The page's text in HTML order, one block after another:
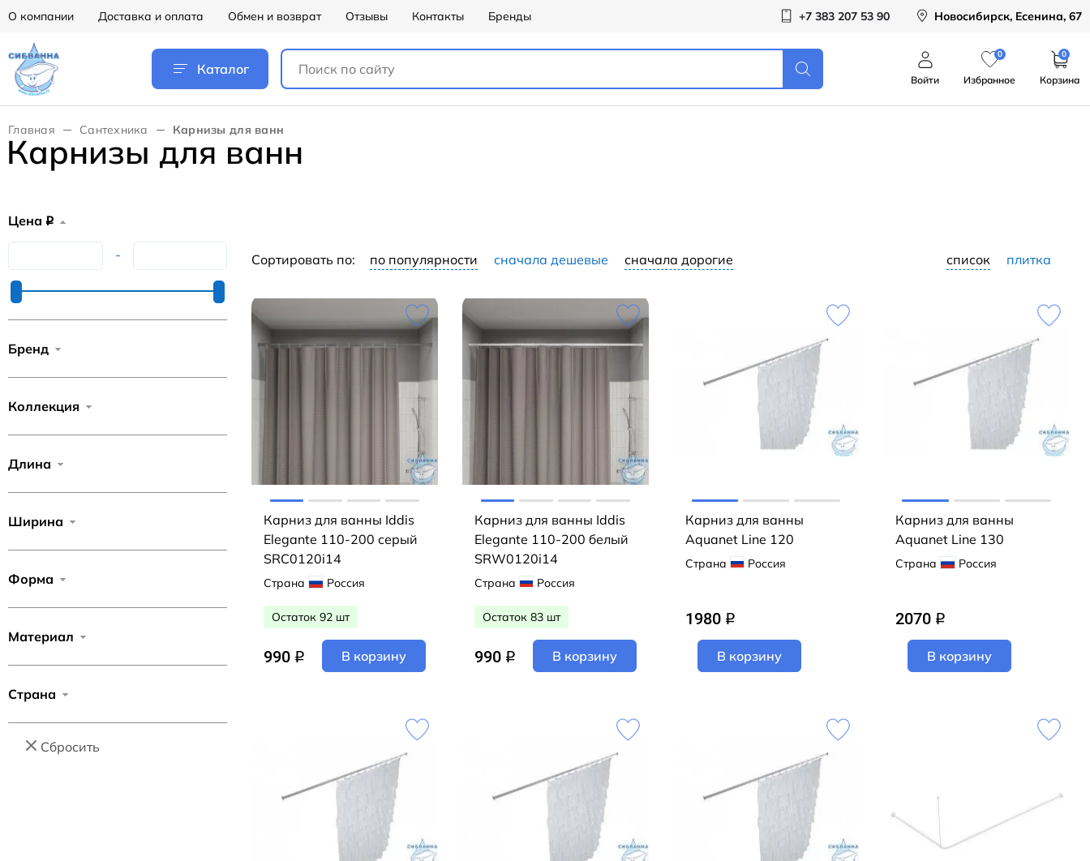
О компании Доставка и оплата Обмен и возврат Отзывы Контакты Бренды +7 383 207 53 90 Новосибирск, Есенина, 67
Каталог
Войти
0
Избранное
0
Корзина
Главная Сантехника Карнизы для ванн
Цена q
-
Бренд
Коллекция
Длина
Ширина
Форма
Материал
Страна
Сбросить
Карнизы для ванн
Сортировать по: по популярности сначала дешевые сначала дорогие список плитка
Карниз для ванны Iddis
Elegante 110-200 серый
SRC0120i14
Страна Россия
Остаток 92 шт
990 q В корзину
Карниз для ванны Iddis
Elegante 110-200 белый
SRW0120i14
Страна Россия
Остаток 83 шт
990 q В корзину
Карниз для ванны
Aquanet Line 120
Страна Россия
1980 q
В корзину
Карниз для ванны
Aquanet Line 130
Страна Россия
2070 q
В корзину